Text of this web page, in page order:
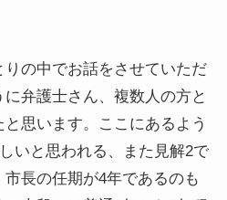
の中でお話をさせていただ
弁護士さん、複数人の方と
思います。ここにあるよう
いと思われる、また見解2で
長の任期が4年であるのも